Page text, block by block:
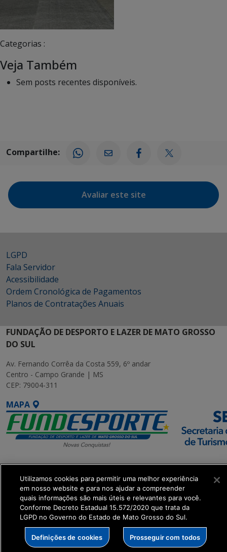
Categorias :
Veja Também
Sem posts recentes disponíveis.
Compartilhe:
Avaliar este site
LGPD
Fala Servidor
Acessibilidade
Ordem Cronológica de Pagamentos
Planos de Contratações Anuais
FUNDAÇÃO DE DESPORTO E LAZER DE MATO GROSSO
DO SUL
Av. Fernando Corrêa da Costa 559, 6º andar
Centro - Campo Grande | MS
CEP: 79004-311
MAPA
Executiva de
Transformação Digital
get_footer();
Utilizamos cookies para permitir uma melhor experiência
em nosso website e para nos ajudar a compreender
quais informações são mais úteis e relevantes para você.
Conforme Decreto Estadual 15.572/2020 que trata da
LGPD no Governo do Estado de Mato Grosso do Sul.
Definições de cookies Prosseguir com todos